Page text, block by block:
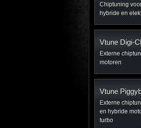
Chiptuning
hybride en
Vtune Digi-
Externe
motoren
Vtune
Externe
en hybride
turbo